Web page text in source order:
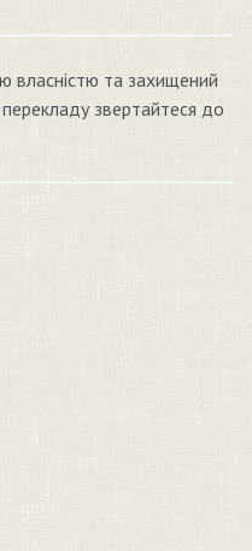
власністю та захищений
звертайтеся до